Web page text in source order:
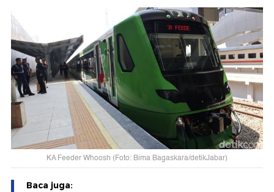
KA Feeder Whoosh (Foto: Bima Bagaskara/detikJabar)
Baca juga: